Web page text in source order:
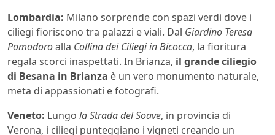
Lombardia: Milano sorprende con spazi verdi dove i
ciliegi fioriscono tra palazzi e viali. Dal Giardino Teresa
Pomodoroalla Collina dei Ciliegi in Bicocca, la fioritura
regala scorci inaspettati. In Brianza, il grande ciliegio
di Besana in Brianza è un vero monumento naturale,
meta di appassionati e fotografi.
Veneto: Lungo la Strada del Soave, in provincia di
Verona, i ciliegi punteggiano i vigneti creando un